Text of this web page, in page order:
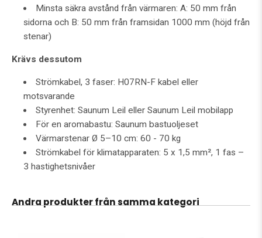
Minsta säkra avstånd från värmaren: A: 50 mm från
sidorna och B: 50 mm från framsidan 1000 mm (höjd från
stenar)
Krävs dessutom
Strömkabel, 3 faser: H07RN-F kabel eller
motsvarande
Styrenhet: Saunum Leil eller Saunum Leil mobilapp
För en aromabastu: Saunum bastuoljeset
Värmarstenar Ø 5–10 cm: 60 - 70 kg
Strömkabel för klimatapparaten: 5 x 1,5 mm², 1 fas –
3 hastighetsnivåer
Andra produkter från samma kategori